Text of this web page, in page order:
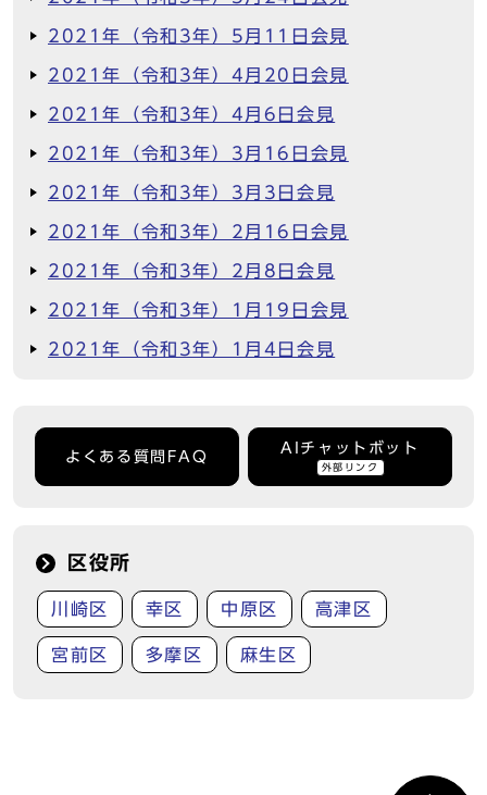
2021年（令和3年）5月11日会見
2021年（令和3年）4月20日会見
2021年（令和3年）4月6日会見
2021年（令和3年）3月16日会見
2021年（令和3年）3月3日会見
2021年（令和3年）2月16日会見
2021年（令和3年）2月8日会見
2021年（令和3年）1月19日会見
2021年（令和3年）1月4日会見
よくある質問FAQ
AIチャットボット
外部リンク
区役所
川崎区 幸区 中原区 高津区
宮前区 多摩区 麻生区